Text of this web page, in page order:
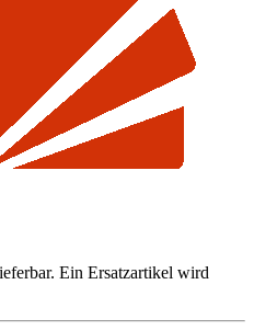
Ein Ersatzartikel wird